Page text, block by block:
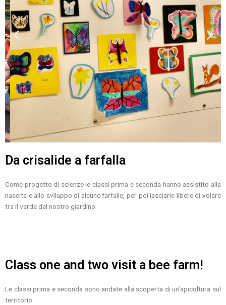
Da crisalide a farfalla
Come progetto di scienze le classi prima e seconda hanno assistito alla
nascita e allo sviluppo di alcune farfalle, per poi lasciarle libere di volare
tra il verde del nostro giardino.
Class one and two visit a bee farm!
Le classi prima e seconda sono andate alla scoperta di un’apicoltura sul
territorio.